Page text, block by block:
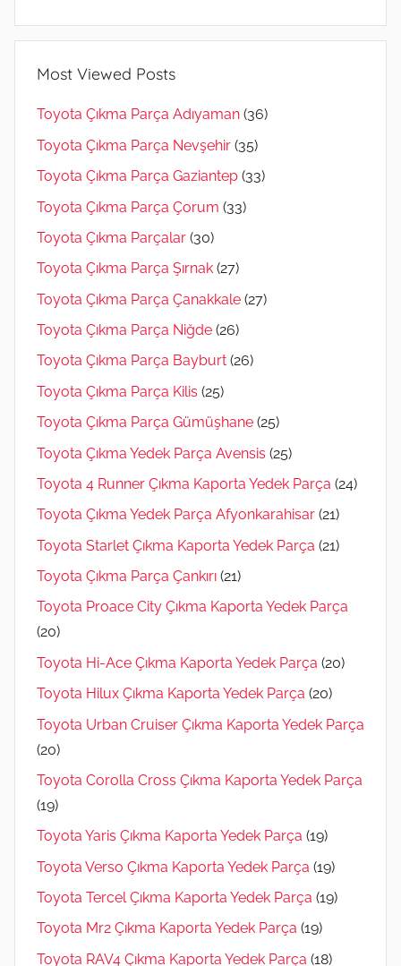
Most Viewed Posts
Toyota Çıkma Parça Adıyaman (36)
Toyota Çıkma Parça Nevşehir (35)
Toyota Çıkma Parça Gaziantep (33)
Toyota Çıkma Parça Çorum (33)
Toyota Çıkma Parçalar (30)
Toyota Çıkma Parça Şırnak (27)
Toyota Çıkma Parça Çanakkale (27)
Toyota Çıkma Parça Niğde (26)
Toyota Çıkma Parça Bayburt (26)
Toyota Çıkma Parça Kilis (25)
Toyota Çıkma Parça Gümüşhane (25)
Toyota Çıkma Yedek Parça Avensis (25)
Toyota 4 Runner Çıkma Kaporta Yedek Parça (24)
Toyota Çıkma Yedek Parça Afyonkarahisar (21)
Toyota Starlet Çıkma Kaporta Yedek Parça (21)
Toyota Çıkma Parça Çankırı (21)
Toyota Proace City Çıkma Kaporta Yedek Parça
(20)
Toyota Hi-Ace Çıkma Kaporta Yedek Parça (20)
Toyota Hilux Çıkma Kaporta Yedek Parça (20)
Toyota Urban Cruiser Çıkma Kaporta Yedek Parça
(20)
Toyota Corolla Cross Çıkma Kaporta Yedek Parça
(19)
Toyota Yaris Çıkma Kaporta Yedek Parça (19)
Toyota Verso Çıkma Kaporta Yedek Parça (19)
Toyota Tercel Çıkma Kaporta Yedek Parça (19)
Toyota Mr2 Çıkma Kaporta Yedek Parça (19)
Toyota RAV4 Çıkma Kaporta Yedek Parça (18)